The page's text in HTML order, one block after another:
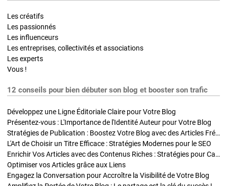
Les créatifs
Les passionnés
Les influenceurs
Les entreprises, collectivités et associations
Les experts
Vous !
12 conseils pour bien débuter son blog et booster son trafic
Développez une Ligne Éditoriale Claire pour Votre Blog
Présentez-vous : L'Importance de l'Identité Auteur pour Votre Blog
Stratégies de Publication : Boostez Votre Blog avec des Articles Fréquents et Exclusifs
L'Art de Choisir un Titre Efficace : Stratégies Modernes pour le SEO
Enrichir Vos Articles avec des Contenus Riches : Stratégies pour Captiver et Optimiser
Optimiser vos Articles grâce aux Liens
Engagez la Conversation pour Accroître la Visibilité de Votre Blog